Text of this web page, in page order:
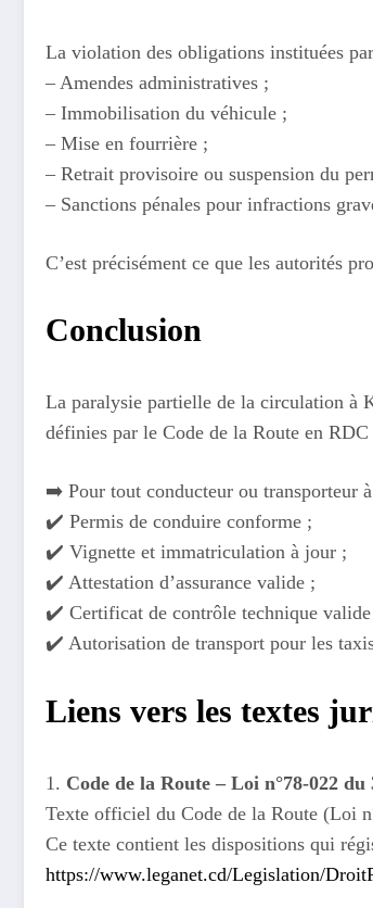
La violation des obligations instituées
– Amendes administratives ;
– Immobilisation du véhicule ;
– Mise en fourrière ;
– Retrait provisoire ou suspension du
– Sanctions pénales pour infractions
C’est précisément ce que les autorités
Conclusion
La paralysie partielle de la circulation à
définies par le Code de la Route en
➡️ Pour tout conducteur ou transporteur
✔️ Permis de conduire conforme ;
✔️ Vignette et immatriculation à jour ;
✔️ Attestation d’assurance valide ;
✔️ Certificat de contrôle technique
✔️ Autorisation de transport pour les
Liens vers les textes
1. Code de la Route – Loi n°78-022 du
Texte officiel du Code de la Route (Loi
Ce texte contient les dispositions qui
https://www.leganet.cd/Legislation/